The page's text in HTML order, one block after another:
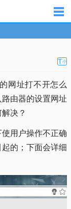
T小
网址打不开怎么
由器的设置网址
决？
用户操作不正确
的；下面会详细